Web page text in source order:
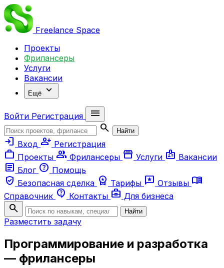
Freelance Space
Проекты
Фрилансеры
Услуги
Вакансии
Ещё expand_more
Войти Регистрация
menu
search
Найти
login Вход person_add Регистрация
work Проекты group Фрилансеры storefront Услуги badge Вакансии
article Блог help Помощь
verified_user Безопасная сделка workspace_premium Тарифы reviews Отзывы menu_book
Справочник contact_support Контакты business_center Для бизнеса
search Найти
Разместить задачу
Программирование и разработка
— фрилансеры